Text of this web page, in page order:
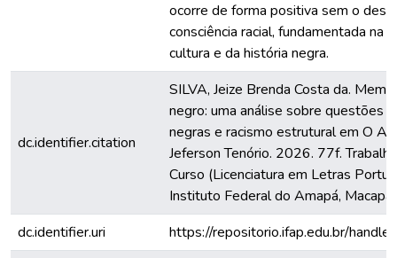
ocorre de forma positiva sem o
consciência racial, fundamentada na
cultura e da história negra.
dc.identifier.citation
SILVA, Jeize Brenda Costa da.
negro: uma análise sobre questões
negras e racismo estrutural em O
Jeferson Tenório. 2026. 77f.
Curso (Licenciatura em Letras
Instituto Federal do Amapá,
dc.identifier.uri
https://repositorio.ifap.edu.br/